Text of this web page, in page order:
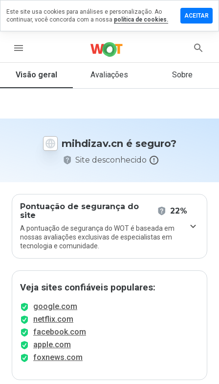
menu
Visão geral Avaliações Sobre
mihdizav.cn é seguro?
Site desconhecido
Pontuação de segurança do
site
22%
A pontuação de segurança do WOT é baseada em
nossas avaliações exclusivas de especialistas em
tecnologia e comunidade.
Veja sites confiáveis populares:
google.com
netflix.com
facebook.com
apple.com
foxnews.com
um
que
Este site usa cookies para análises e personalização. Ao
continuar, você concorda com a nossa política de cookies.
ACEITAR